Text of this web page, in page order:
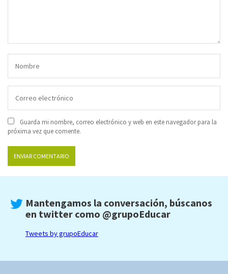
Guarda mi nombre, correo electrónico y web en este navegador para la
próxima vez que comente.
Mantengamos la conversación, búscanos
en twitter como @grupoEducar
Tweets by grupoEducar